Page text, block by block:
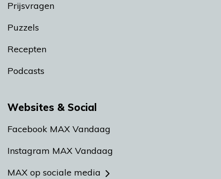
Prijsvragen
Puzzels
Recepten
Podcasts
Websites & Social
Facebook MAX Vandaag
Instagram MAX Vandaag
MAX op sociale media